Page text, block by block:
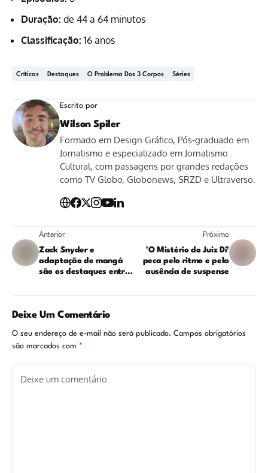
Duração: de 44 a 64 minutos
Classificação: 16 anos
Críticas Destaques O Problema Dos 3 Corpos Séries
Escrito por
Wilson Spiler
Formado em Design Gráfico, Pós-graduado em
Jornalismo e especializado em Jornalismo
Cultural, com passagens por grandes redações
como TV Globo, Globonews, SRZD e Ultraverso.
Anterior
Zack Snyder e
adaptação de mangá
são os destaques entre
Próximo
'O Mistério do Juiz Di'
peca pelo ritmo e pela
ausência de suspense
Deixe Um Comentário
O seu endereço de e-mail não será publicado. Campos obrigatórios
são marcados com *